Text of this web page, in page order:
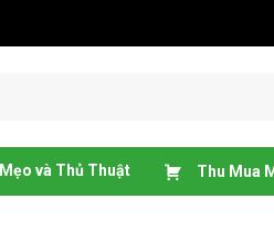
Mẹo và Thủ Thuật Thu Mua